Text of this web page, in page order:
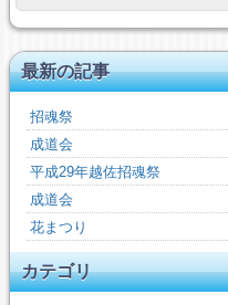
最新の記事
招魂祭
成道会
平成29年越佐招魂祭
成道会
花まつり
カテゴリ